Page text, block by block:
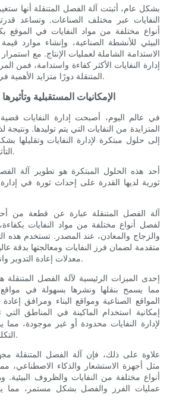
بشكل عام، أثبتت آلة الفصل المتنقلة أنها
النفايات عبر مختلف الصناعات. وتساعد
أنواع مختلفة من مواد النفايات في الموقع
البيئي للأنشطة الصناعية، وإنشاء موارد
الاستدامة الشاملة لعمليات الإنتاج. مع
إدارة النفايات الأكثر كفاءة واستدامة، فمن
المتنقلة دورًا متزايد الأهمية في مستقبل إدارة النفايات.
الإمكانيات المستقبلية
في عالم اليوم، أصبحت إدارة النفايات
المتزايدة من النفايات التي يتم توليدها.
إلى حلول مبتكرة لإدارة النفايات وتقليلها
التأثير على الاستدامة البيئية.
أحد هذه الحلول المبتكرة هو تطوير آلة
ثورية لديها القدرة على إحداث ثورة في إدارة
آلة الفصل المتنقلة عبارة عن قطعة من
لفصل أنواع مختلفة من مواد النفايات
والزجاج والمعادن، عند المصدر. تستخدم هذه
متقدمة لضمان فرز النفايات ومعالجتها بدقة
معدلات إعادة التدوير وانخفاض مستويات التلوث.
إحدى الميزات الرئيسية لآلة الفصل
مما يسمح بنقلها ونشرها بسهولة في
المواقع الصناعية ومواقع البناء ومرافق إعادة
إمكانية استخدام الماكينة في المناطق التي
لإدارة النفايات محدودة أو غير موجودة،
التكلفة وفعالاً لإدارة النفايات.
علاوة على ذلك، فإن آلة الفصل المتنقلة
مثل أجهزة الاستشعار والذكاء الاصطناعي،
أنواع مختلفة من النفايات والظروف البيئية.
عمليات الفرز والفصل بشكل مستمر، مما